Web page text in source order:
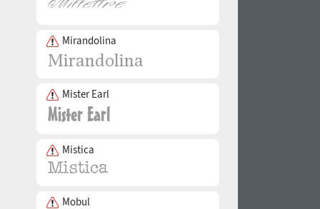
Mirandolina
Mister Earl
Mistica
Mobul